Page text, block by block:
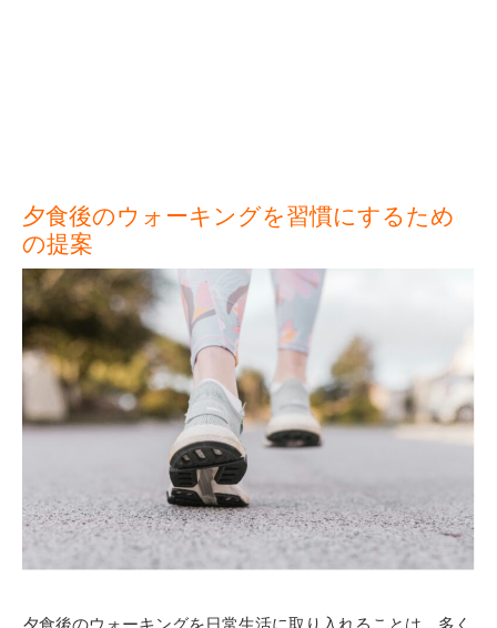
夕食後のウォーキングを習慣にするため
の提案
夕食後のウォーキングを日常生活に取り入れることは、多く